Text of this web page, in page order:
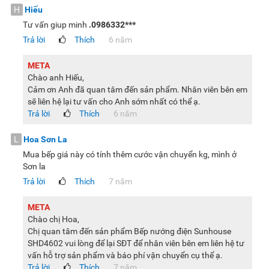
Lưu ý:Hình ảnh sản phẩm chỉ có tính chất minh họa, chi tiết
tế.
H Hiếu
Tư vấn giup minh .0986332***
Trả lời
Thích 6 năm
META
Chào anh Hiếu,
Cảm ơn Anh đã quan tâm đến sản phẩm. Nhân viên bên em
sẽ liên hệ lại tư vấn cho Anh sớm nhất có thể ạ.
Trả lời
Thích 6 năm
L
Hoa Sơn La
Mua bếp giá này có tính thêm cước vận chuyển kg, mình ở
Sơn la
Trả lời
Thích 7 năm
META
Chào chị Hoa,
Chị quan tâm đến sản phẩm Bếp nướng điện Sunhouse
SHD4602 vui lòng để lại SĐT để nhân viên bên em liên hệ tư
vấn hỗ trợ sản phẩm và báo phí vận chuyển cụ thể ạ.
Trả lời
Thích 7 năm